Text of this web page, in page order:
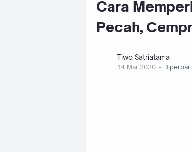
Cara
Pecah,
Tiwo Satriatama
14 Mar 2020